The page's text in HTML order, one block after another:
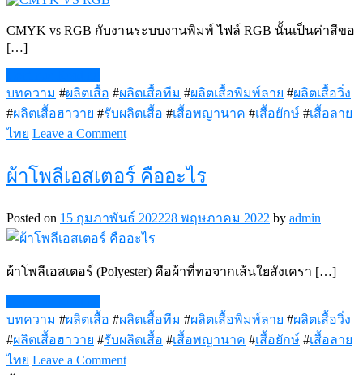
เสื้อ
พิมพ์
CMYK vs RGB กับงานระบบงานพิมพ์ ไฟล์ RGB นั้นเป็นค่าสีขอ
[…]
บทความ #ผลิตเสื้อ #ผลิตเสื้อทีม #ผลิตเสื้อพิมพ์ลาย #ผลิตเสื้อวิ่ง
#ผลิตเสื้อฮาวาย #รับผลิตเสื้อ #เสื้อพญานาค #เสื้อยักษ์ #เสื้อลาย
ไทย Leave a Commenton
CMYK
RGB
ผ้าโพลีเอสเตอร์ คืออะไร
Posted on 15 กุมภาพันธ์ 202228 พฤษภาคม 2022 by admin
ผ้าโพลีเอสเตอร์ (Polyester) คือผ้าที่ทอจากเส้นใยสังเครา […]
บทความ #ผลิตเสื้อ #ผลิตเสื้อทีม #ผลิตเสื้อพิมพ์ลาย #ผลิตเสื้อวิ่ง
#ผลิตเสื้อฮาวาย #รับผลิตเสื้อ #เสื้อพญานาค #เสื้อยักษ์ #เสื้อลาย
ไทย Leave a Commenton